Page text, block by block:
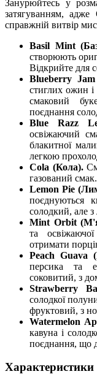
Занурюйтесь у
затягуванням,
справжній витвір
Basil Mint
створюють
Відкрийте для
Blueberry
стиглих ожин
смаковий
поєднання
Blue Razz
освіжаючий
блакитної
легкою
Cola (Кола).
газований смак.
Lemon Pie
поєднуються
солодкий, але
Mint Orbit
та
отримати
Peach Guava
персика та
соковитий, з
Strawberry
солодкої
фруктовий, з
Watermelon
кавуна і
поєднання, що